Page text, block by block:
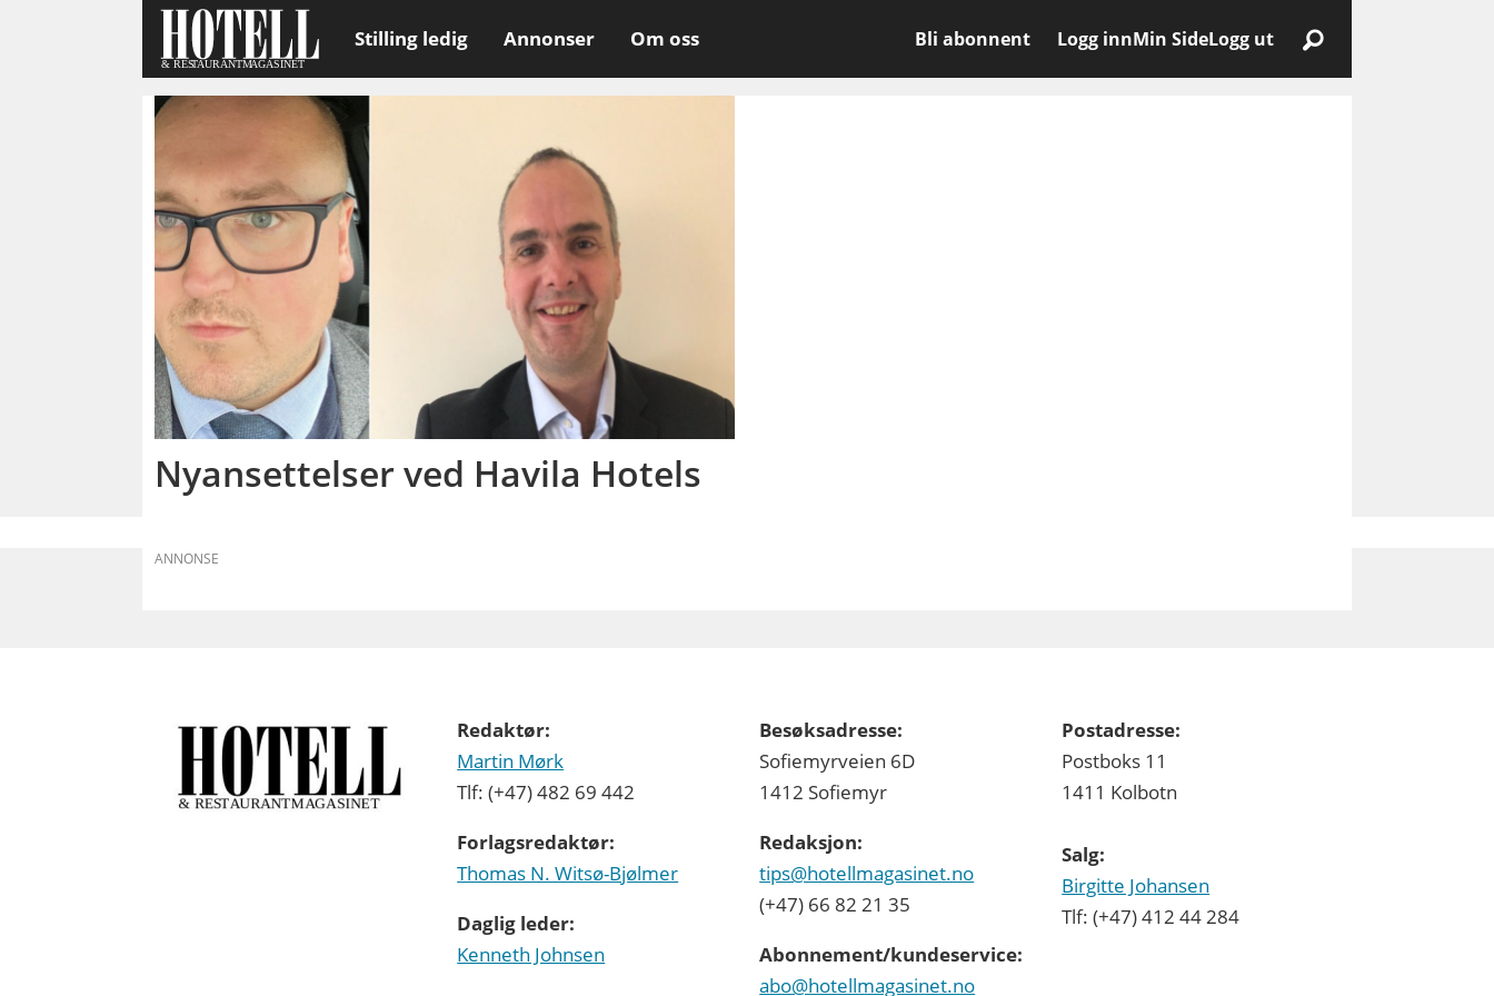
Stilling ledig Annonser Om oss Bli abonnent Logg innMin SideLogg ut
vikstrøm
Nyansettelser ved Havila Hotels
ANNONSE
Redaktør:
Martin Mørk
Tlf: (+47) 482 69 442
Forlagsredaktør:
Thomas N. Witsø-Bjølmer
Daglig leder:
Kenneth Johnsen
Besøksadresse:
Sofiemyrveien 6D
1412 Sofiemyr
Redaksjon:
tips@hotellmagasinet.no
(+47) 66 82 21 35
Abonnement/kundeservice:
abo@hotellmagasinet.no
Postadresse:
Postboks 11
1411 Kolbotn
Salg:
Birgitte Johansen
Tlf: (+47) 412 44 284